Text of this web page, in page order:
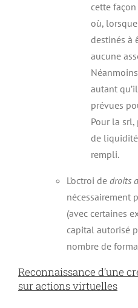
cette
où,
destinés à
aucune
autant
prévues
Pour la
de
rempli.
L’octroi de droits
nécessairement
(avec certaines
capital autorisé
nombre de
Reconnaissance d’une
sur actions virtuelles